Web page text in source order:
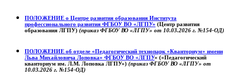
ПОЛОЖЕНИЕ о Центре развития образования Института
профессионального развития ФГБОУ ВО «ЛГПУ» (Центр развития
образования ЛГПУ) (приказ ФГБОУ ВО «ЛГПУ» от 10.03.2026 г. №154-ОД)
ПОЛОЖЕНИЕ об отделе «Педагогический технопарк «Кванториум» имени
Льва Михайловича Лоповка» ФГБОУ ВО «ЛГПУ» («Педагогический
кванториум им. Л.М. Лоповка ЛГПУ») (приказ ФГБОУ ВО «ЛГПУ» от
10.03.2026 г. №154-ОД)